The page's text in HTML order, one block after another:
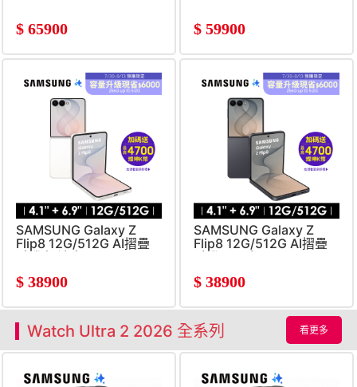
$ 65900 $ 59900
SAMSUNG Galaxy Z
Flip8 12G/512G AI摺疊
$ 38900
SAMSUNG Galaxy Z
Flip8 12G/512G AI摺疊
$ 38900
Watch Ultra 2 2026 全系列 看更多